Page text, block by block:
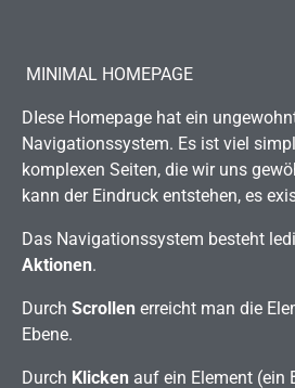
MINIMAL HOMEPAGE
DIese Homepage hat ein
Navigationssystem. Es ist viel
komplexen Seiten, die wir uns
kann der Eindruck entstehen, es
Das Navigationssystem besteht
Aktionen.
Durch Scrollen erreicht man die
Ebene.
Durch Klicken auf ein Element (ein